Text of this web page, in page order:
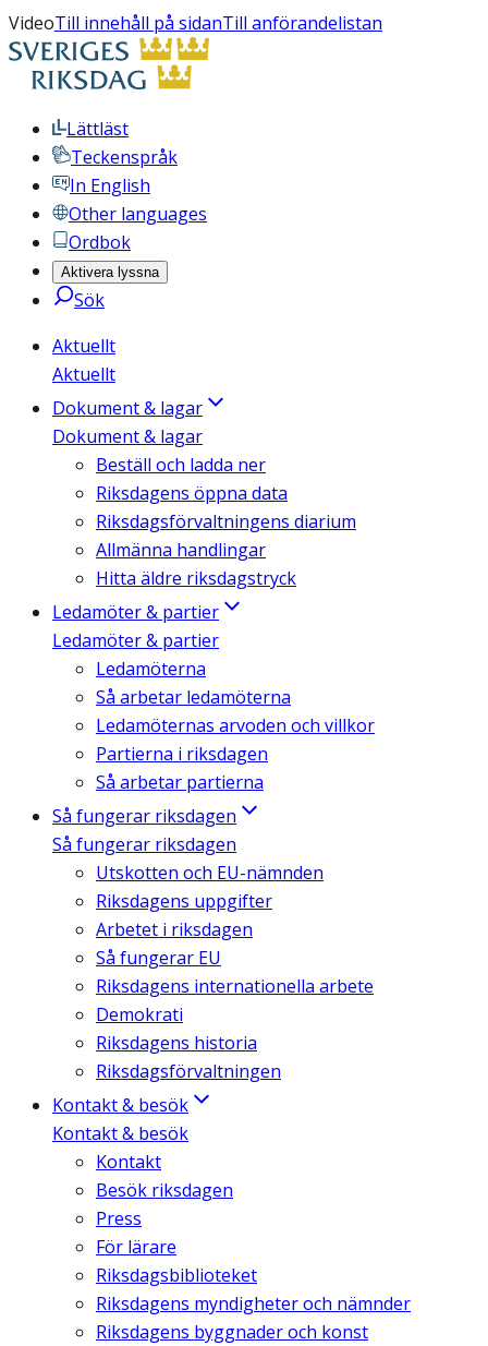
VideoTill innehåll på sidanTill anförandelistan
Lättläst
Teckenspråk
In English
Other languages
Ordbok
Aktivera lyssna
Sök
Aktuellt
Aktuellt
Dokument & lagar
Dokument & lagar
Beställ och ladda ner
Riksdagens öppna data
Riksdagsförvaltningens diarium
Allmänna handlingar
Hitta äldre riksdagstryck
Ledamöter & partier
Ledamöter & partier
Ledamöterna
Så arbetar ledamöterna
Ledamöternas arvoden och villkor
Partierna i riksdagen
Så arbetar partierna
Så fungerar riksdagen
Så fungerar riksdagen
Utskotten och EU-nämnden
Riksdagens uppgifter
Arbetet i riksdagen
Så fungerar EU
Riksdagens internationella arbete
Demokrati
Riksdagens historia
Riksdagsförvaltningen
Kontakt & besök
Kontakt & besök
Kontakt
Besök riksdagen
Press
För lärare
Riksdagsbiblioteket
Riksdagens myndigheter och nämnder
Riksdagens byggnader och konst